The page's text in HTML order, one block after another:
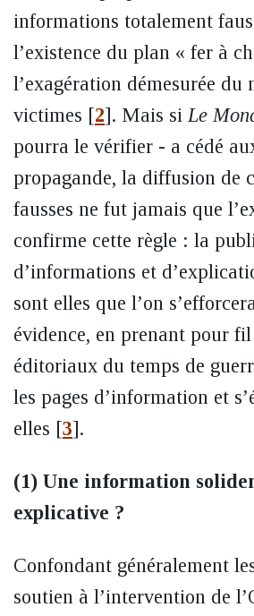
informations totalement
l’existence du plan « fer à
l’exagération démesurée du
victimes [2] . Mais siLe
pourra le vérifier - a cédé
propagande, la diffusion de
fausses ne fut jamais que
confirme cette règle : la
d’informations et
sont elles que l’on
évidence, en prenant pour
éditoriaux du temps de
les pages d’information et
elles [3] .
(1) Une information
explicative ?
Confondant généralement
soutien à l’intervention de